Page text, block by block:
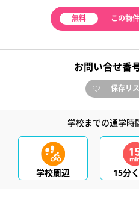
無料 この物
お問い合せ番
保存リ
学校までの通学時
学校周辺 15分